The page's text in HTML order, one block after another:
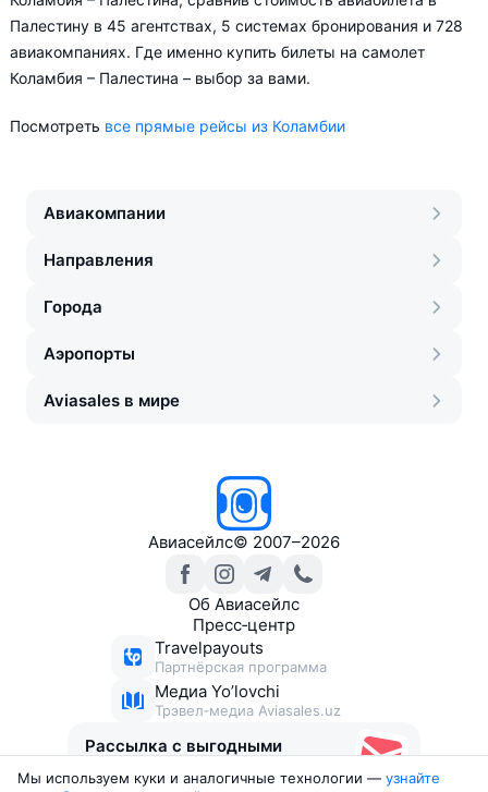
Палестину в 45 агентствах, 5 системах бронирования и 728
авиакомпаниях. Где именно купить билеты на самолет
Коламбия – Палестина – выбор за вами.
Посмотреть все прямые рейсы из Коламбии
Авиакомпании
Направления
Города
Аэропорты
Aviasales в мире
Авиасейлс© 2007–2026
Об Авиасейлс
Пресс‑центр
Travelpayouts
Партнёрская программа
Медиа Yo’lovchi
Трэвел‑медиа Aviasales.uz
Рассылка с выгодными
Мы используем куки и аналогичные технологии — узнайте